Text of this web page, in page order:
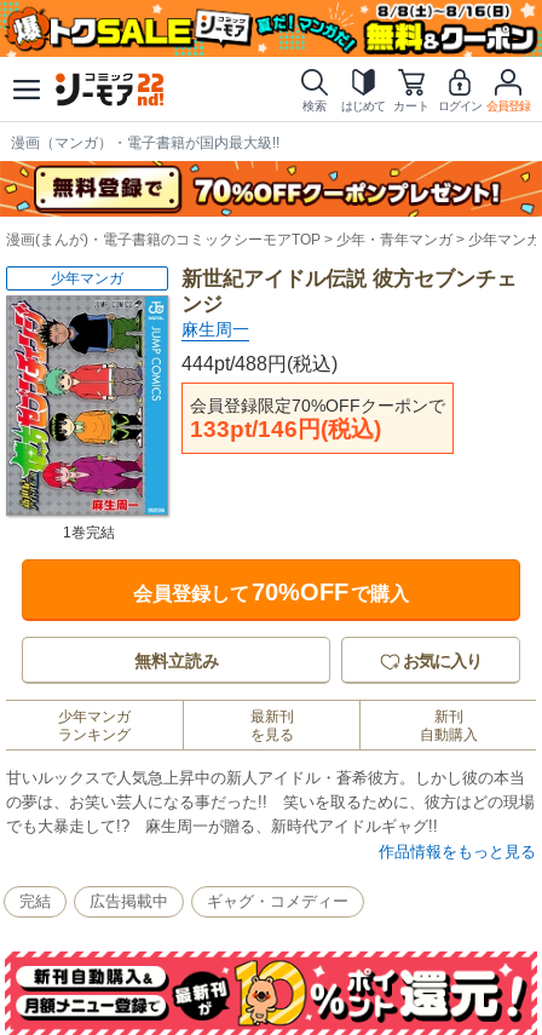
検索 はじめて カート ログイン 会員登録
漫画（マンガ）・電子書籍が国内最大級!!
漫画(まんが)・電子書籍のコミックシーモアTOP 少年・青年マンガ 少年マンガ
新世紀アイドル伝説 彼方セブンチェ
ンジ
麻生周一
444pt/488円(税込)
会員登録限定70%OFFクーポンで
133pt/146円(税込)
少年マンガ
1巻完結
会員登録して70%OFFで購入
無料立読み お気に入り
少年マンガ
ランキング
最新刊
を見る
新刊
自動購入
甘いルックスで人気急上昇中の新人アイドル・蒼希彼方。しかし彼の本当
の夢は、お笑い芸人になる事だった!! 笑いを取るために、彼方はどの現場
でも大暴走して!? 麻生周一が贈る、新時代アイドルギャグ!!
作品情報をもっと見る
完結 広告掲載中 ギャグ・コメディー